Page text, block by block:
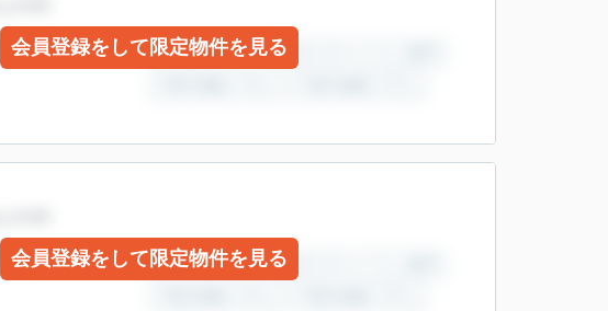
会員登録をして限定物件を見る
会員登録をして限定物件を見る